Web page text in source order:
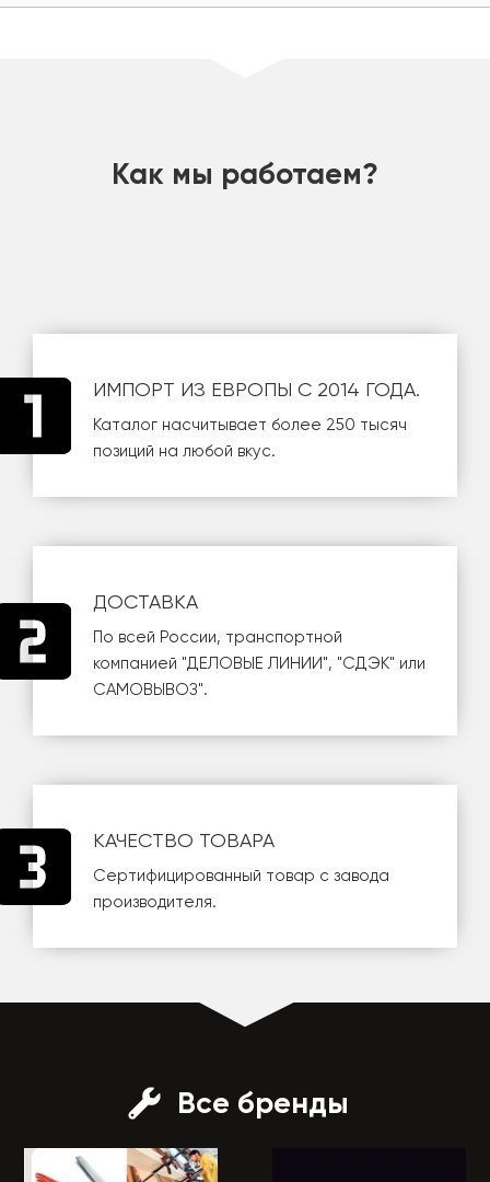
Как мы работаем?
ИМПОРТ ИЗ ЕВРОПЫ С 2014 ГОДА.
Каталог насчитывает более 250 тысяч
позиций на любой вкус.
ДОСТАВКА
По всей России, транспортной
компанией "ДЕЛОВЫЕ ЛИНИИ", "СДЭК" или
САМОВЫВОЗ".
КАЧЕСТВО ТОВАРА
Сертифицированный товар с завода
производителя.
Все бренды